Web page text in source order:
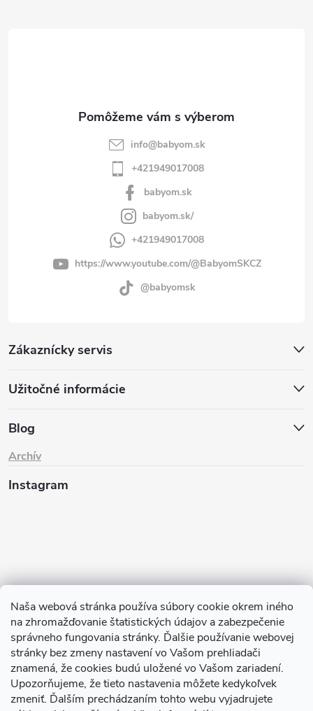
Naša webová stránka používa súbory cookie okrem iného
na zhromažďovanie štatistických údajov a zabezpečenie
správneho fungovania stránky. Ďalšie používanie webovej
stránky bez zmeny nastavení vo Vašom prehliadači
znamená, že cookies budú uložené vo Vašom zariadení.
Upozorňujeme, že tieto nastavenia môžete kedykoľvek
zmeniť. Ďalším prechádzaním tohto webu vyjadrujete
Zákaznícky servis
Užitočné informácie
Blog
Archív
info@babyom.sk
+421949017008
babyom.sk
babyom.sk/
+421949017008
https://www.youtube.com/@BabyomSKCZ
@babyomsk
Instagram
Sledovať na Instagrame
TIk Tok Instagram Facebook